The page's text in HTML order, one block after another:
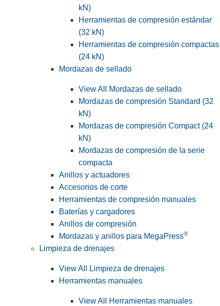
kN)
Herramientas de compresión estándar
(32 kN)
Herramientas de compresión compactas
(24 kN)
Mordazas de sellado
View All Mordazas de sellado
Mordazas de compresión Standard (32
kN)
Mordazas de compresión Compact (24
kN)
Mordazas de compresión de la serie
compacta
Anillos y actuadores
Accesorios de corte
Herramientas de compresión manuales
Baterías y cargadores
Anillos de compresión
Mordazas y anillos para MegaPress®
Limpieza de drenajes
View All Limpieza de drenajes
Herramientas manuales
View All Herramientas manuales